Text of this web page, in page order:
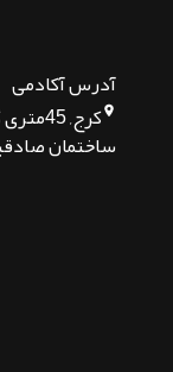
آدرس آکادمی
کرج,
ساختمان